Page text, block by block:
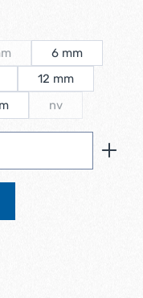
Option ist zurzeit nicht
6 mm
12 mm
nv
Wert ein